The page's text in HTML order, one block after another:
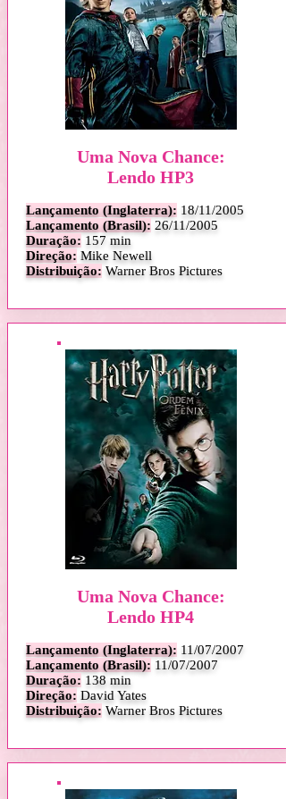
Uma Nova Chance:
Lendo HP3
Lançamento (Inglaterra): 18/11/2005
Lançamento (Brasil): 26/11/2005
Duração: 157 min
Direção: Mike Newell
Distribuição: Warner Bros Pictures
Uma Nova Chance:
Lendo HP4
Lançamento (Inglaterra): 11/07/2007
Lançamento (Brasil): 11/07/2007
Duração: 138 min
Direção: David Yates
Distribuição: Warner Bros Pictures